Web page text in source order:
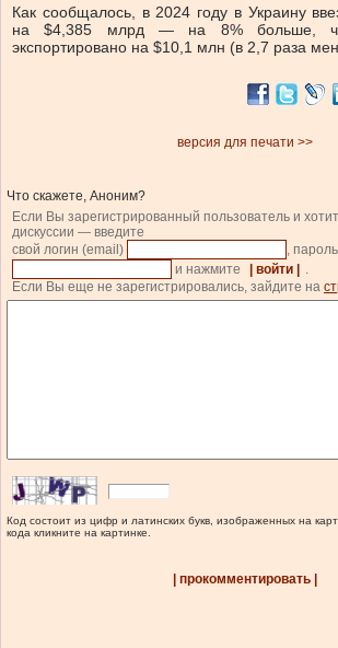
Как сообщалось, в 2024 году в Украину
на $4,385 млрд — на 8% больше,
экспортировано на $10,1 млн (в 2,7 раза
версия для печати >>
Что скажете, Аноним?
Если Вы зарегистрированный пользователь и
дискуссии — введите
свой логин (email)
, пароль
и нажмите
| войти |
.
Если Вы еще не зарегистрировались, зайдите на
Код состоит из цифр и латинских букв, изображенных на
кода кликните на картинке.
| прокомментировать |